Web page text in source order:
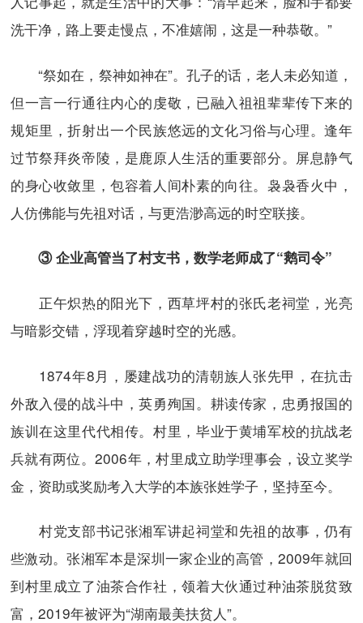
洗干净，路上要走慢点，不准嬉闹，这是一种恭敬。”
“祭如在，祭神如神在”。孔子的话，老人未必知道，
但一言一行通往内心的虔敬，已融入祖祖辈辈传下来的
规矩里，折射出一个民族悠远的文化习俗与心理。逢年
过节祭拜炎帝陵，是鹿原人生活的重要部分。屏息静气
的身心收敛里，包容着人间朴素的向往。袅袅香火中，
人仿佛能与先祖对话，与更浩渺高远的时空联接。
③ 企业高管当了村支书，数学老师成了“鹅司令”
正午炽热的阳光下，西草坪村的张氏老祠堂，光亮
与暗影交错，浮现着穿越时空的光感。
1874年8月，屡建战功的清朝族人张先甲，在抗击
外敌入侵的战斗中，英勇殉国。耕读传家，忠勇报国的
族训在这里代代相传。村里，毕业于黄埔军校的抗战老
兵就有两位。2006年，村里成立助学理事会，设立奖学
金，资助或奖励考入大学的本族张姓学子，坚持至今。
村党支部书记张湘军讲起祠堂和先祖的故事，仍有
些激动。张湘军本是深圳一家企业的高管，2009年就回
到村里成立了油茶合作社，领着大伙通过种油茶脱贫致
富，2019年被评为“湖南最美扶贫人”。